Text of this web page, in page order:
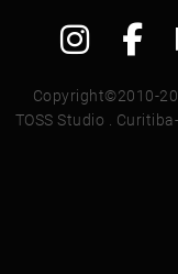
Copyright©2010-
TOSS Studio .